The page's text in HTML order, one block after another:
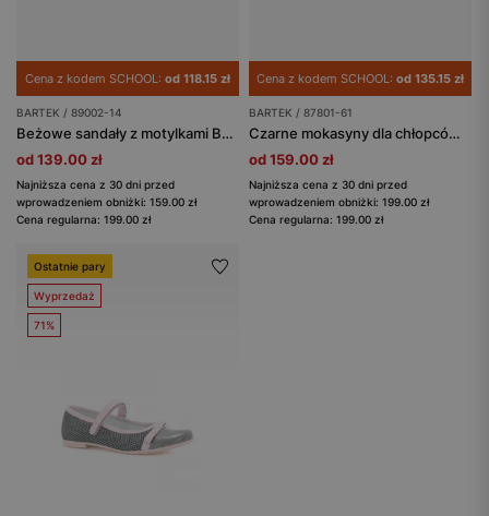
Cena z kodem SCHOOL: od 118.15 zł
BARTEK / 89002-14
Beżowe sandały z motylkami BARTEK 89002-14
od 139.00 zł
Najniższa cena z 30 dni przed
wprowadzeniem obniżki: 159.00 zł
Cena regularna: 199.00 zł
Cena z kodem SCHOOL: od 135.15 zł
BARTEK / 87801-61
Czarne mokasyny dla chłopców BARTEK 87801-61
od 159.00 zł
Najniższa cena z 30 dni przed
wprowadzeniem obniżki: 199.00 zł
Cena regularna: 199.00 zł
Ostatnie pary
Wyprzedaż
71%